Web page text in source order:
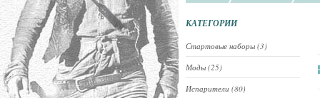
КАТЕГОРИИ
Стартовые наборы (3)
Моды (25)
Испарители (80)